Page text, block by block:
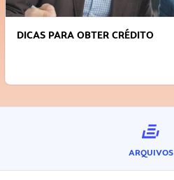
DICAS PARA OBTER CRÉDITO
ARQUIVOS